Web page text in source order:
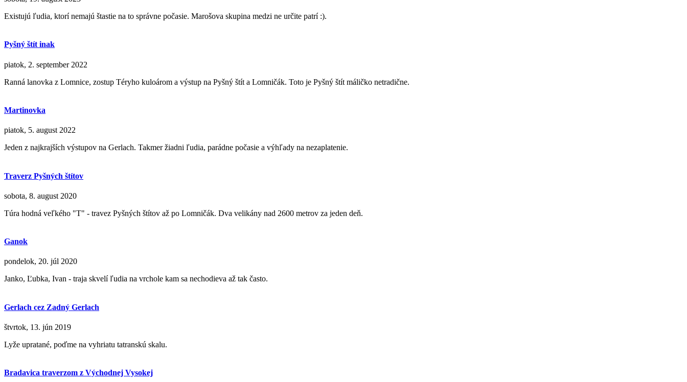
Existujú ľudia, ktorí nemajú štastie na to správne počasie. Marošova skupina medzi ne určite patrí :).
Pyšný štít inak
piatok, 2. september 2022
Ranná lanovka z Lomnice, zostup Téryho kuloárom a výstup na Pyšný štít a Lomničák. Toto je Pyšný štít máličko netradične.
Martinovka
piatok, 5. august 2022
Jeden z najkrajších výstupov na Gerlach. Takmer žiadni ľudia, parádne počasie a výhľady na nezaplatenie.
Traverz Pyšných štítov
sobota, 8. august 2020
Túra hodná veľkého "T" - travez Pyšných štítov až po Lomničák. Dva velikány nad 2600 metrov za jeden deň.
Ganok
pondelok, 20. júl 2020
Janko, Ľubka, Ivan - traja skvelí ľudia na vrchole kam sa nechodieva až tak často.
Gerlach cez Zadný Gerlach
štvrtok, 13. jún 2019
Lyže upratané, poďme na vyhriatu tatranskú skalu.
Bradavica traverzom z Východnej Vysokej